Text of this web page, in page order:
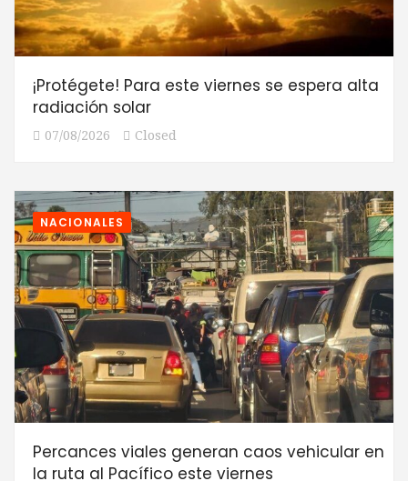
¡Protégete! Para este viernes se espera alta
radiación solar
07/08/2026 Closed
NACIONALES
Percances viales generan caos vehicular en
la ruta al Pacífico este viernes